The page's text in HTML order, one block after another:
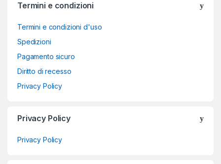
Termini e condizioni
Termini e condizioni d'uso
Spedizioni
Pagamento sicuro
Diritto di recesso
Privacy Policy
Privacy Policy
Privacy Policy